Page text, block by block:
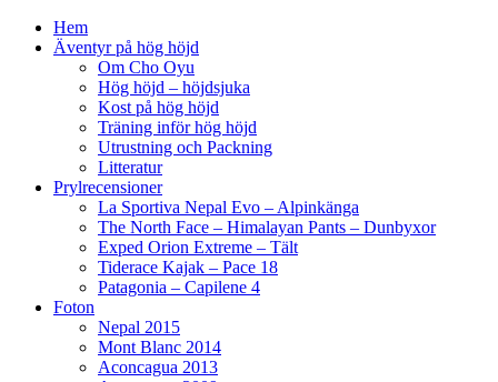
Hem
Äventyr på hög höjd
Om Cho Oyu
Hög höjd – höjdsjuka
Kost på hög höjd
Träning inför hög höjd
Utrustning och Packning
Litteratur
Prylrecensioner
La Sportiva Nepal Evo – Alpinkänga
The North Face – Himalayan Pants – Dunbyxor
Exped Orion Extreme – Tält
Tiderace Kajak – Pace 18
Patagonia – Capilene 4
Foton
Nepal 2015
Mont Blanc 2014
Aconcagua 2013